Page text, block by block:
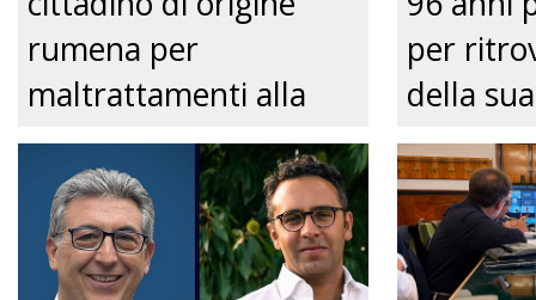
rumena per
maltrattamenti alla
convivente." Just tv
per
della
dalla
Just tv